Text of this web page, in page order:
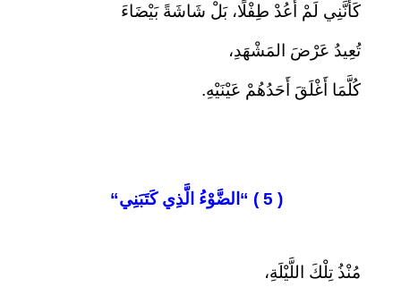
كَأَنَّنِي لَمْ أَعُدْ طِفْلًا، بَلْ شَاشَةً بَيْضَاءَ
تُعِيدُ عَرْضَ المَشْهَدِ،
كُلَّمَا أَغْلَقَ أَحَدُهُمْ عَيْنَيْهِ.
( 5 ) “ الضَّوْءُ الَّذِي كَتَبَنِي“
مُنْذُ تِلْكَ اللَّيْلَةِ،